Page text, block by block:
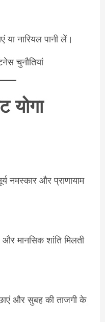
नारियल पानी लें।
योगा
नमस्कार और प्राणायाम
और मानसिक शांति मिलती
और सुबह की ताजगी के